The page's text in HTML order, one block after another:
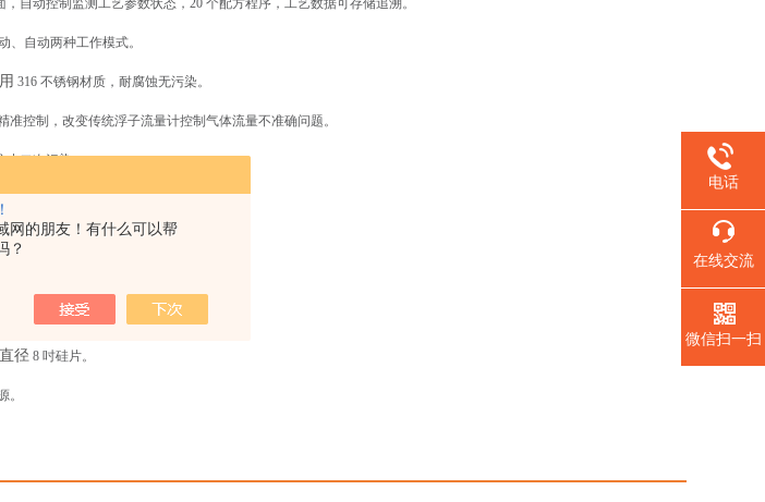
网的朋友！有什么可以帮
？
自动控制监测工艺参数状态，20 个配方程序，工艺数据可存储追溯。
、自动两种工作模式。
316 不锈钢材质，耐腐蚀无污染。
控制，改变传统浮子流量计控制气体流量不准确问题。
止二次污染。
能学，操作方便，界面友好。
链开关方式，开关盖方便。
离子清洗机单孔进气不均匀问题。
设计，符合人体功能学，操作更方便。
径 8 吋硅片。
。
电话
在线交流
微信扫一扫